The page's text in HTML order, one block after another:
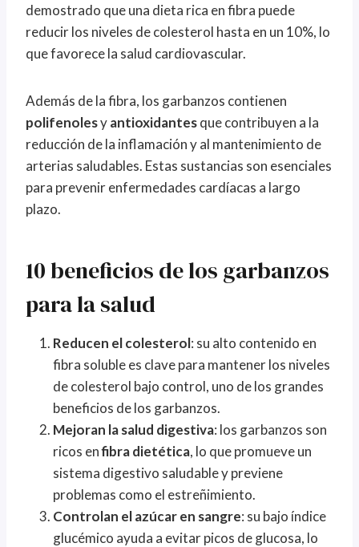
demostrado que una dieta rica en fibra puede
reducir los niveles de colesterol hasta en un 10%, lo
que favorece la salud cardiovascular.
Además de la fibra, los garbanzos contienen
polifenolesyantioxidantesque contribuyen a la
reducción de la inflamación y al mantenimiento de
arterias saludables. Estas sustancias son esenciales
para prevenir enfermedades cardíacas a largo
plazo.
10 beneficios de los garbanzos
para la salud
Reducen el colesterol: su alto contenido en
fibra soluble es clave para mantener los niveles
de colesterol bajo control, uno de los grandes
beneficios de los garbanzos.
Mejoran la salud digestiva: los garbanzos son
ricos enfibra dietética, lo que promueve un
sistema digestivo saludable y previene
problemas como el estreñimiento.
Controlan el azúcar en sangre: su bajo índice
glucémico ayuda a evitar picos de glucosa, lo